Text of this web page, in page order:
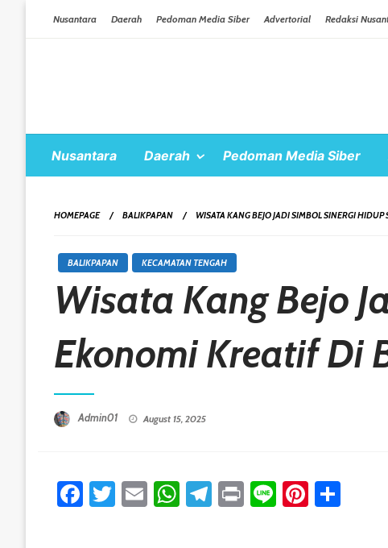
Nusantara Daerah Pedoman Media Siber Advertorial Redaksi
Nusantara Daerah Pedoman Media Siber
HOMEPAGE BALIKPAPAN WISATA KANG BEJO JADI SIMBOL SINERGI
BALIKPAPAN KECAMATAN TENGAH
Wisata Kang Bejo
Ekonomi Kreatif Di
Admin01 August 15, 2025
Facebook
Twitter
EmailWhatsApp
Telegram
PrintLine